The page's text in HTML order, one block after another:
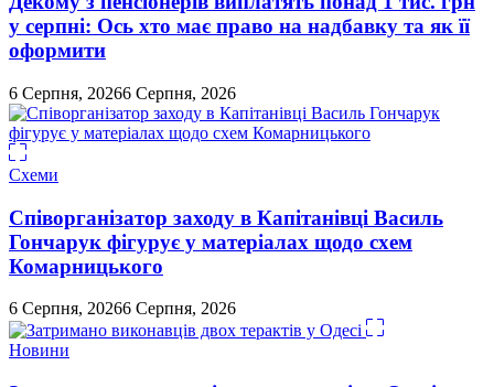
у серпні: Ось хто має право на надбавку та як її
оформити
6 Серпня, 20266 Серпня, 2026
Схеми
Співорганізатор заходу в Капітанівці Василь
Гончарук фігурує у матеріалах щодо схем
Комарницького
6 Серпня, 20266 Серпня, 2026
Новини